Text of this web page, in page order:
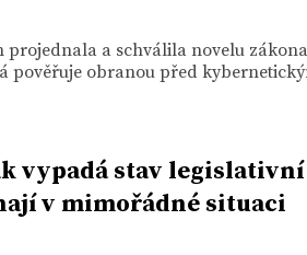
a schválila novelu
pověřuje obranou před
vypadá stav legislativní
v mimořádné situaci